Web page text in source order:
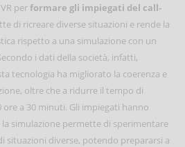
per formare gli impiegati del call-
di ricreare diverse situazioni e rende la
rispetto a una simulazione con un
i dati della società, infatti,
tecnologia ha migliorato la coerenza e
oltre che a ridurre il tempo di
a 30 minuti. Gli impiegati hanno
simulazione permette di sperimentare
situazioni diverse, potendo prepararsi a